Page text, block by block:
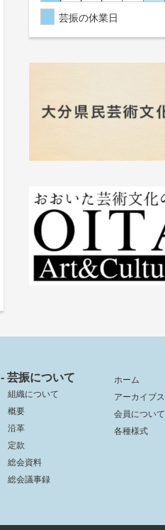
芸振の休業日
- 芸振について
組織について
概要
沿革
定款
総会資料
総会議事録
ホーム
アーカイブス
会員について
各種様式